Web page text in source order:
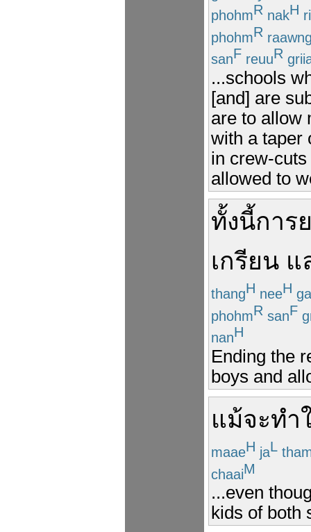
phohmR nakH
phohmR
sanF reuuR
...schools
[and] are
are to allow
with a taper
in crew-
allowed to
ทั้งนี้การ
เกรียน แ
thangH neeH
phohmR sanF
nanH
Ending the
boys and
แม้จะทำ
maaeH jaL
chaaiM
...even
kids of both